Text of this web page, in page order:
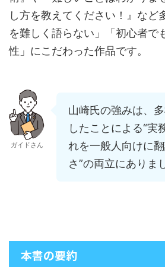
し方を教えてください！』など
を難しく語らない」「初心者で
性」にこだわった作品です。
ガイドさん
山崎氏の強みは、
したことによる“実
れを一般人向けに
さ”の両立にありま
本書の要約